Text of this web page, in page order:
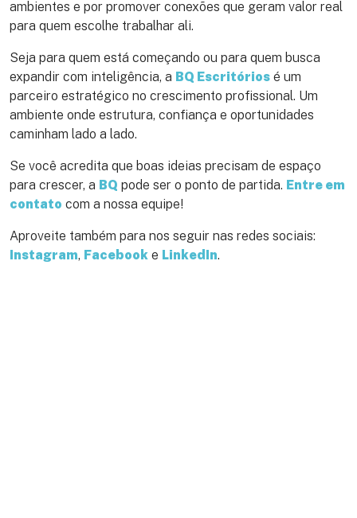
ambientes e por promover conexões que geram valor real
para quem escolhe trabalhar ali.
Seja para quem está começando ou para quem busca
expandir com inteligência, a BQ Escritórios é um
parceiro estratégico no crescimento profissional. Um
ambiente onde estrutura, confiança e oportunidades
caminham lado a lado.
Se você acredita que boas ideias precisam de espaço
para crescer, a BQ pode ser o ponto de partida. Entre em
contato com a nossa equipe!
Aproveite também para nos seguir nas redes sociais:
Instagram, Facebook e LinkedIn.